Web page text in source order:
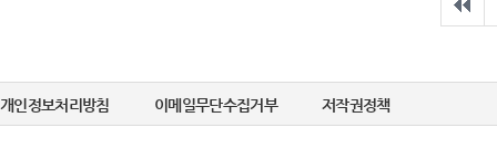
개인정보처리방침 이메일무단수집거부 저작권정책